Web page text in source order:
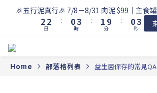
🎉五行泥真行🎉 7/8－8/31 肉泥 $99｜主食
3
2
1
3
2
1
日
:
1
0
4
3
2
時
:
2
1
0
9
8
5
分
:
1
0
4
3
2
秒
Home 部落格列表 益生菌保存的常見QA